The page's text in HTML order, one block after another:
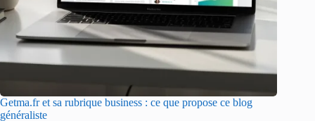
Getma.fr et sa rubrique business : ce que propose ce blog
généraliste